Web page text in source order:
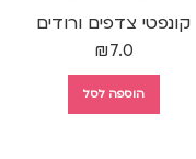
קונפטי צדפים ורודים
₪7.0
הוספה לסל